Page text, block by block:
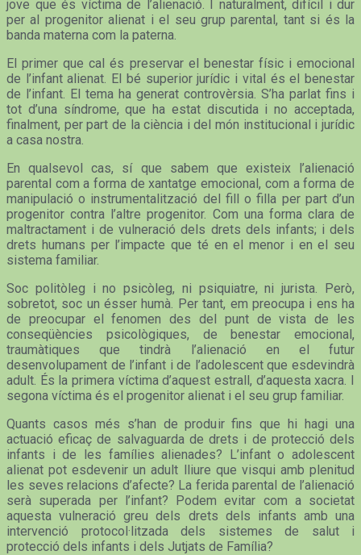
jove que és víctima de l’alienació. I naturalment, difícil i dur
per al progenitor alienat i el seu grup parental, tant si és la
banda materna com la paterna.
El primer que cal és preservar el benestar físic i emocional
de l’infant alienat. El bé superior jurídic i vital és el benestar
de l’infant. El tema ha generat controvèrsia. S’ha parlat fins i
tot d’una síndrome, que ha estat discutida i no acceptada,
finalment, per part de la ciència i del món institucional i jurídic
a casa nostra.
En qualsevol cas, sí que sabem que existeix l’alienació
parental com a forma de xantatge emocional, com a forma de
manipulació o instrumentalització del fill o filla per part d’un
progenitor contra l’altre progenitor. Com una forma clara de
maltractament i de vulneració dels drets dels infants; i dels
drets humans per l’impacte que té en el menor i en el seu
sistema familiar.
Soc politòleg i no psicòleg, ni psiquiatre, ni jurista. Però,
sobretot, soc un ésser humà. Per tant, em preocupa i ens ha
de preocupar el fenomen des del punt de vista de les
conseqüències psicològiques, de benestar emocional,
traumàtiques que tindrà l’alienació en el futur
desenvolupament de l’infant i de l’adolescent que esdevindrà
adult. És la primera víctima d’aquest estrall, d’aquesta xacra. I
segona víctima és el progenitor alienat i el seu grup familiar.
Quants casos més s’han de produir fins que hi hagi una
actuació eficaç de salvaguarda de drets i de protecció dels
infants i de les famílies alienades? L’infant o adolescent
alienat pot esdevenir un adult lliure que visqui amb plenitud
les seves relacions d’afecte? La ferida parental de l’alienació
serà superada per l’infant? Podem evitar com a societat
aquesta vulneració greu dels drets dels infants amb una
intervenció protocol·litzada dels sistemes de salut i
protecció dels infants i dels Jutjats de Família?